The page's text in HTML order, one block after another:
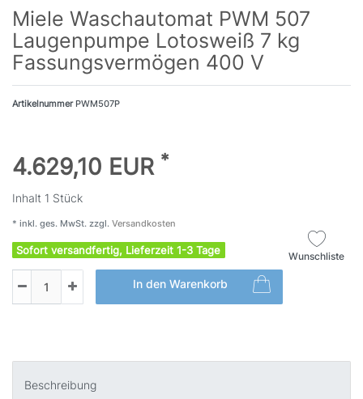
Miele Waschautomat PWM 507
Laugenpumpe Lotosweiß 7 kg
Fassungsvermögen 400 V
Artikelnummer PWM507P
4.629,10 EUR *
Inhalt 1 Stück
* inkl. ges. MwSt. zzgl. Versandkosten
Sofort versandfertig, Lieferzeit 1-3 Tage
In den Warenkorb
Wunschliste
Beschreibung